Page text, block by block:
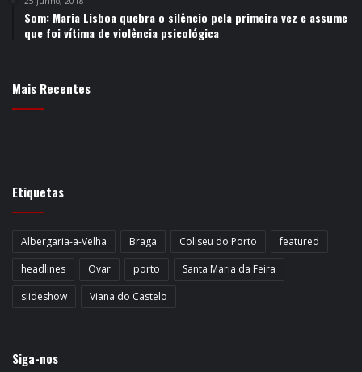
Som: Maria Lisboa quebra o silêncio pela primeira vez e assume
que foi vítima de violência psicológica
Mais Recentes
Etiquetas
Albergaria-a-Velha Braga Coliseu do Porto
featured
headlines
Ovar porto
Santa Maria da Feira
slideshow
Viana do Castelo
Siga-nos